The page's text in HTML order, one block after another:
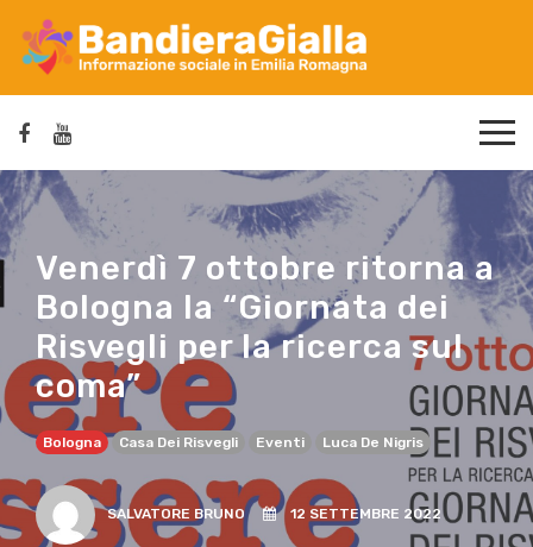
Venerdì 7 ottobre ritorna a
Bologna la “Giornata dei
Risvegli per la ricerca sul
coma”
Bologna Casa Dei Risvegli Eventi Luca De Nigris
SALVATORE BRUNO 12 SETTEMBRE 2022